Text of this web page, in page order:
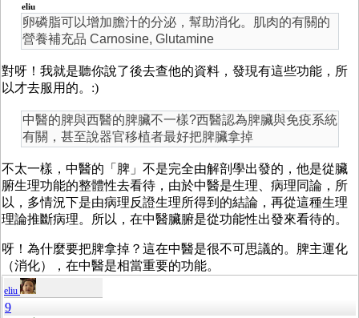
eliu
卵磷脂可以增加膽汁的分泌，幫助消化。肌肉的有關的
營養補充品 Carnosine, Glutamine
對呀！我就是聽你說了後去查他的資料，發現有這些功能，所
以才去服用的。:)
中醫的脾與西醫的脾臟不一樣?西醫認為脾臟與免疫系統
有關，甚至說器官移植者最好把脾臟拿掉
不太一樣，中醫的「脾」不是完全由解剖學出發的，他是從臟
腑生理功能的整體性去看待，由於中醫是生理、病理同論，所
以，多情況下是由病理反證生理所得到的結論，再從這種生理
理論推斷病理。所以，在中醫臟腑是從功能性出發來看待的。
呀！為什麼要把脾拿掉？這在中醫是很不可思議的。脾主運化
（消化），在中醫是相當重要的功能。
eliu
9